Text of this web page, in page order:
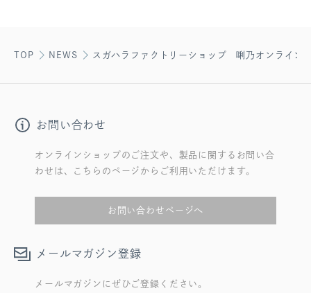
TOP NEWS スガハラファクトリーショップ 唎乃オンライン
お問い合わせ
オンラインショップのご注文や、製品に関するお問い合
わせは、こちらのページからご利用いただけます。
お問い合わせページへ
メールマガジン登録
メールマガジンにぜひご登録ください。